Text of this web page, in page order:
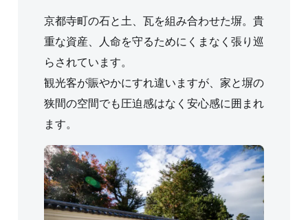
京都寺町の石と土、瓦を組み合わせた塀。貴
重な資産、人命を守るためにくまなく張り巡
らされています。
観光客が賑やかにすれ違いますが、家と塀の
狭間の空間でも圧迫感はなく安心感に囲まれ
ます。